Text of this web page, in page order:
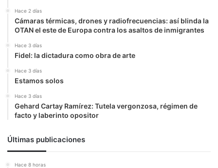
Hace 2 días
Cámaras térmicas, drones y radiofrecuencias: así blinda la
OTAN el este de Europa contra los asaltos de inmigrantes
Hace 3 días
Fidel: la dictadura como obra de arte
Hace 3 días
Estamos solos
Hace 3 días
Gehard Cartay Ramírez: Tutela vergonzosa, régimen de
facto y laberinto opositor
Últimas publicaciones
Hace 8 horas